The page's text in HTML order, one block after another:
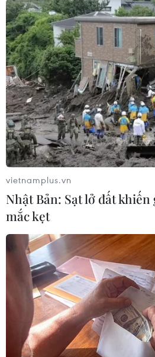
Nghị định số 36/2020/NĐ-CP
Chính phủ./.
#Công trình thủy điện
#Dòng
#Quan trắc
#Bộ Tài nguyên và
#Hồ chứa và đập dâng
Lào
vietnamplus.vn
Nhật Bản: Sạt lở đất
mắc kẹt